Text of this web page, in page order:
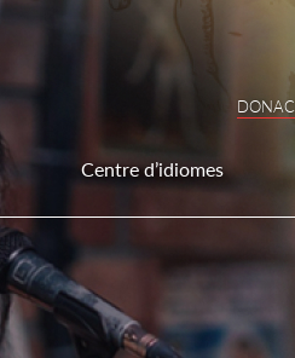
Centre d’idiomes